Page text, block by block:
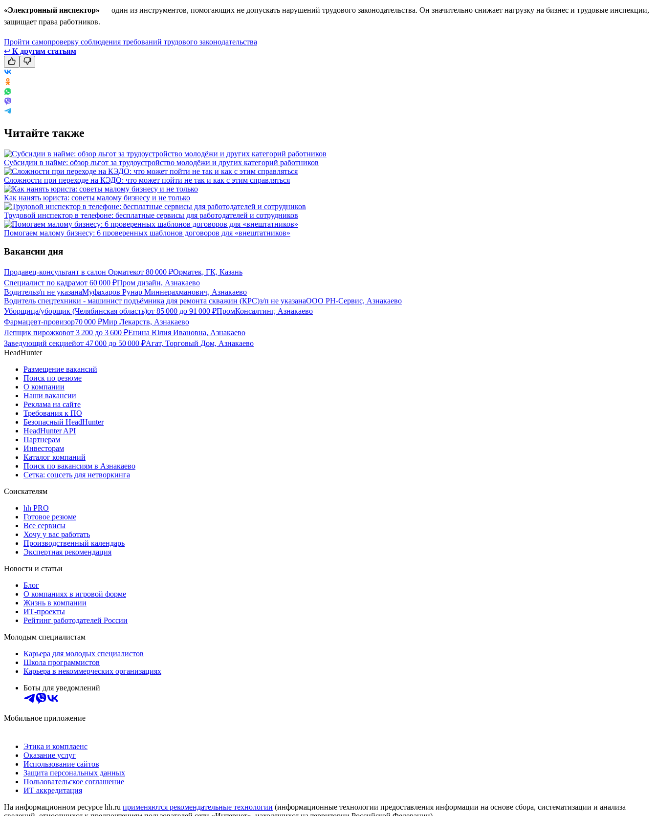
«Электронный инспектор» — один из инструментов, помогающих не допускать нарушений трудового законодательства. Он значительно снижает нагрузку на бизнес и трудовые инспекции,
защищает права работников.
Пройти самопроверку соблюдения требований трудового законодательства
↩ К другим статьям
Читайте также
Субсидии в найме: обзор льгот за трудоустройство молодёжи и других категорий работников
Сложности при переходе на КЭДО: что может пойти не так и как с этим справляться
Как нанять юриста: советы малому бизнесу и не только
Трудовой инспектор в телефоне: бесплатные сервисы для работодателей и сотрудников
Помогаем малому бизнесу: 6 проверенных шаблонов договоров для «внештатников»
Вакансии дня
Продавец-консультант в салон Орматекот 80 000 ₽Орматек, ГК, Казань
Специалист по кадрамот 60 000 ₽Пром дизайн, Азнакаево
Водительз/п не указанаМуфахаров Рунар Миннерахманович, Азнакаево
Водитель спецтехники - машинист подъёмника для ремонта скважин (КРС)з/п не указанаООО РН-Сервис, Азнакаево
Уборщица/уборщик (Челябинская область)от 85 000 до 91 000 ₽ПромКонсалтинг, Азнакаево
Фармацевт-провизор70 000 ₽Мир Лекарств, Азнакаево
Лепщик пирожковот 3 200 до 3 600 ₽Енина Юлия Ивановна, Азнакаево
Заведующий секциейот 47 000 до 50 000 ₽Агат, Торговый Дом, Азнакаево
HeadHunter
Размещение вакансий
Поиск по резюме
О компании
Наши вакансии
Реклама на сайте
Требования к ПО
Безопасный HeadHunter
HeadHunter API
Партнерам
Инвесторам
Каталог компаний
Поиск по вакансиям в Азнакаево
Сетка: соцсеть для нетворкинга
Соискателям
hh PRO
Готовое резюме
Все сервисы
Хочу у вас работать
Производственный календарь
Экспертная рекомендация
Новости и статьи
Блог
О компаниях в игровой форме
Жизнь в компании
ИТ-проекты
Рейтинг работодателей России
Молодым специалистам
Карьера для молодых специалистов
Школа программистов
Карьера в некоммерческих организациях
Боты для уведомлений
Мобильное приложение
Этика и комплаенс
Оказание услуг
Использование сайтов
Защита персональных данных
Пользовательское соглашение
ИТ аккредитация
На информационном ресурсе hh.ru применяются рекомендательные технологии (информационные технологии предоставления информации на основе сбора, систематизации и анализа